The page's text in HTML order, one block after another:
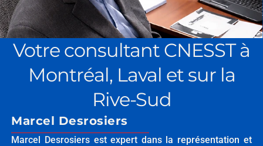
Votre consultant CNESST à
Montréal, Laval et sur la
Rive-Sud
Marcel Desrosiers
Marcel Desrosiers est expert dans la représentation et